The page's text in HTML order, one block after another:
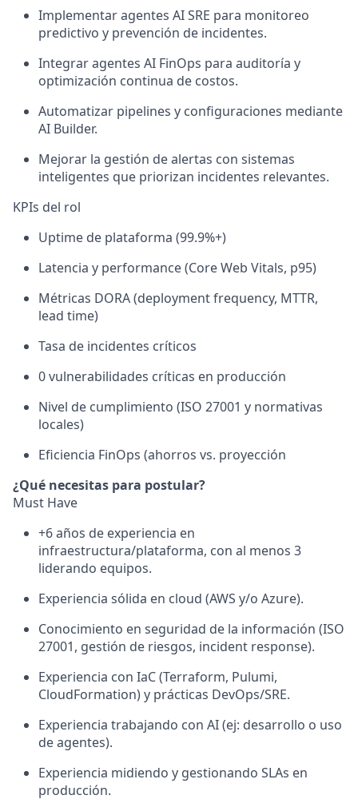
Implementar agentes AI SRE para monitoreo
predictivo y prevención de incidentes.
Integrar agentes AI FinOps para auditoría y
optimización continua de costos.
Automatizar pipelines y configuraciones mediante
AI Builder.
Mejorar la gestión de alertas con sistemas
inteligentes que priorizan incidentes relevantes.
KPIs del rol
Uptime de plataforma (99.9%+)
Latencia y performance (Core Web Vitals, p95)
Métricas DORA (deployment frequency, MTTR,
lead time)
Tasa de incidentes críticos
0 vulnerabilidades críticas en producción
Nivel de cumplimiento (ISO 27001 y normativas
locales)
Eficiencia FinOps (ahorros vs. proyección
¿Qué necesitas para postular?
Must Have
+6 años de experiencia en
infraestructura/plataforma, con al menos 3
liderando equipos.
Experiencia sólida en cloud (AWS y/o Azure).
Conocimiento en seguridad de la información (ISO
27001, gestión de riesgos, incident response).
Experiencia con IaC (Terraform, Pulumi,
CloudFormation) y prácticas DevOps/SRE.
Experiencia trabajando con AI (ej: desarrollo o uso
de agentes).
Experiencia midiendo y gestionando SLAs en
producción.